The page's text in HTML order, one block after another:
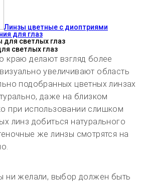
Линзы цветные с диоптриями
для глаз
светлых глаз
краю делают взгляд более
увеличивают область
подобранных цветных линзах
даже на близком
при использовании слишком
линз добиться натурального
же линзы смотрятся на
ни желали, выбор должен быть